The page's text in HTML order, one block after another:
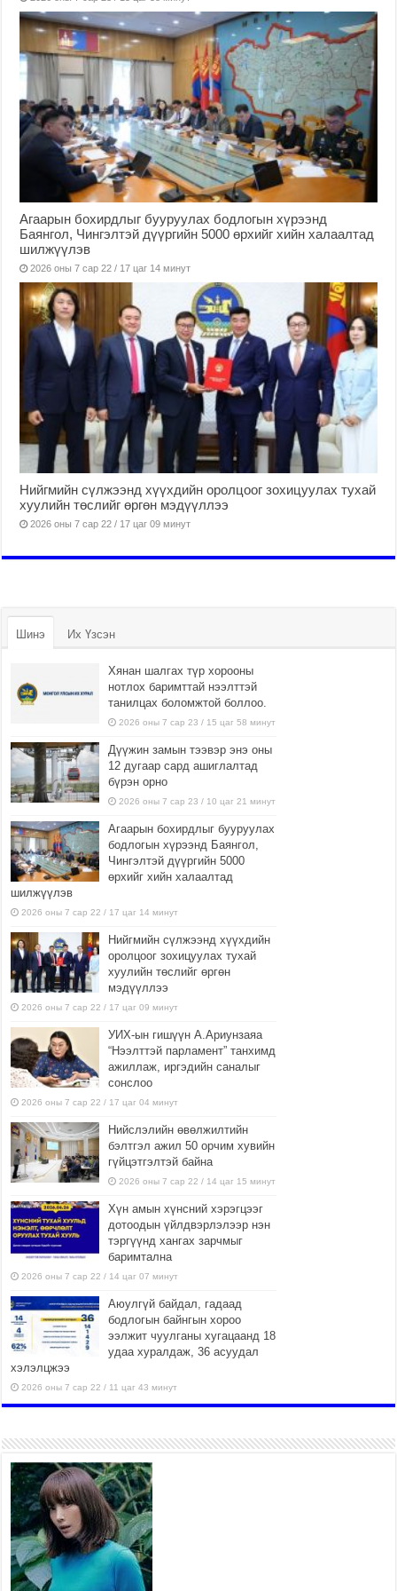
Агаарын бохирдлыг бууруулах бодлогын хүрээнд
Баянгол, Чингэлтэй дүүргийн 5000 өрхийг хийн халаалтад
шилжүүлэв
2026 оны 7 сар 22 / 17 цаг 14 минут
Нийгмийн сүлжээнд хүүхдийн оролцоог зохицуулах тухай
хуулийн төслийг өргөн мэдүүллээ
2026 оны 7 сар 22 / 17 цаг 09 минут
Шинэ Их Үзсэн
Хянан шалгах түр хорооны
нотлох баримттай нээлттэй
танилцах боломжтой боллоо.
2026 оны 7 сар 23 / 15 цаг 58 минут
Дүүжин замын тээвэр энэ оны
12 дугаар сард ашиглалтад
бүрэн орно
2026 оны 7 сар 23 / 10 цаг 21 минут
Агаарын бохирдлыг бууруулах
бодлогын хүрээнд Баянгол,
Чингэлтэй дүүргийн 5000
өрхийг хийн халаалтад
шилжүүлэв
2026 оны 7 сар 22 / 17 цаг 14 минут
Нийгмийн сүлжээнд хүүхдийн
оролцоог зохицуулах тухай
хуулийн төслийг өргөн
мэдүүллээ
2026 оны 7 сар 22 / 17 цаг 09 минут
УИХ-ын гишүүн А.Ариунзаяа
“Нээлттэй парламент” танхимд
ажиллаж, иргэдийн саналыг
сонслоо
2026 оны 7 сар 22 / 17 цаг 04 минут
Нийслэлийн өвөлжилтийн
бэлтгэл ажил 50 орчим хувийн
гүйцэтгэлтэй байна
2026 оны 7 сар 22 / 14 цаг 15 минут
Хүн амын хүнсний хэрэгцээг
дотоодын үйлдвэрлэлээр нэн
тэргүүнд хангах зарчмыг
баримтална
2026 оны 7 сар 22 / 14 цаг 07 минут
Аюулгүй байдал, гадаад
бодлогын байнгын хороо
ээлжит чуулганы хугацаанд 18
удаа хуралдаж, 36 асуудал
хэлэлцжээ
2026 оны 7 сар 22 / 11 цаг 43 минут
боломжтой-Хүүхэд хөгжүүлэх
төв” байгуулах төсөлд төр,
хувийн хэвшлийн түншлэлийн хүрээнд хамтран
ажиллахыг урьж байна
2026 оны 7 сар 22 / 9 цаг 28 минут
Б.Пүрэвдагва: “Урт цагаан”-ыг залуучууд чөлөөт
цагаа өнгөрүүлдэг, жуулчид зорьж ирдэг цэг
болгоно